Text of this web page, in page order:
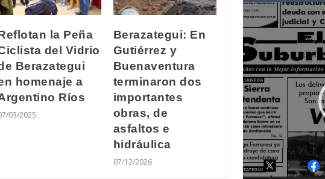
la Peña
del Vidrio
Berazategui
homenaje a
Ríos
03/2025
Berazategui: En
Gutiérrez y
Buenaventura
terminaron dos
importantes
obras, de
asfaltos e
hidráulica
07/12/2026
Reproductor
de
vídeo